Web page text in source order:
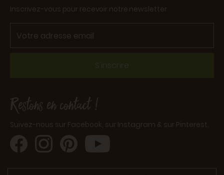
Inscrivez-vous pour recevoir notre newsletter
S'inscrire
Restons en contact !
Suivez-nous sur Facebook, sur Instagram & sur Pinterest.